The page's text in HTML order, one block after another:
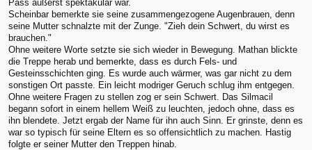
Pass äußerst spektakulär war.
Scheinbar bemerkte sie seine zusammengezogene Augenbrauen, denn
seine Mutter schnalzte mit der Zunge. "Zieh dein Schwert, du wirst es
brauchen."
Ohne weitere Worte setzte sie sich wieder in Bewegung. Mathan blickte
die Treppe herab und bemerkte, dass es durch Fels- und
Gesteinsschichten ging. Es wurde auch wärmer, was gar nicht zu dem
sonstigen Ort passte. Ein leicht modriger Geruch schlug ihm entgegen.
Ohne weitere Fragen zu stellen zog er sein Schwert. Das Silmacil
begann sofort in einem hellem Weiß zu leuchten, jedoch ohne, dass es
ihn blendete. Jetzt ergab der Name für ihn auch Sinn. Er grinste, denn es
war so typisch für seine Eltern es so offensichtlich zu machen. Hastig
folgte er seiner Mutter den Treppen hinab.